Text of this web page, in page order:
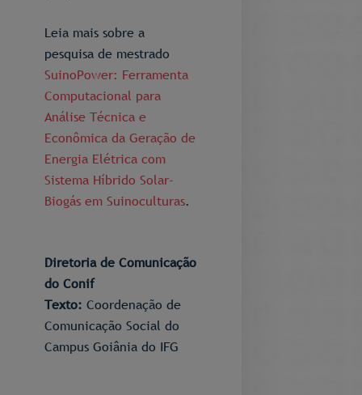
Leia mais sobre a
pesquisa de mestrado
SuinoPower: Ferramenta
Computacional para
Análise Técnica e
Econômica da Geração de
Energia Elétrica com
Sistema Híbrido Solar-
Biogás em Suinoculturas.
Diretoria de Comunicação
do Conif
Texto: ​Coordenação de
Comunicação Social do
Campus Goiânia do IFG